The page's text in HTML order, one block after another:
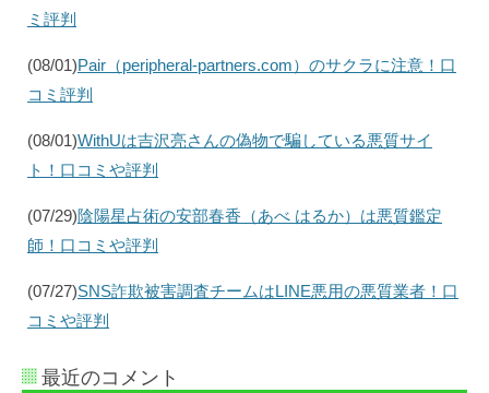
ミ評判
(08/01)Pair（peripheral-partners.com）のサクラに注意！口
コミ評判
(08/01)WithUは吉沢亮さんの偽物で騙している悪質サイ
ト！口コミや評判
(07/29)陰陽星占術の安部春香（あべ はるか）は悪質鑑定
師！口コミや評判
(07/27)SNS詐欺被害調査チームはLINE悪用の悪質業者！口
コミや評判
最近のコメント